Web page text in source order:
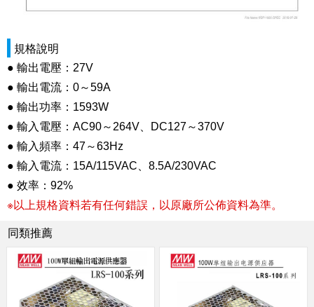
規格說明
● 輸出電壓：27V
● 輸出電流：0～59A
● 輸出功率：1593W
● 輸入電壓：AC90～264V、DC127～370V
● 輸入頻率：47～63Hz
● 輸入電流：15A/115VAC、8.5A/230VAC
● 效率：92%
※以上規格資料若有任何錯誤，以原廠所公佈資料為準。
同類推薦